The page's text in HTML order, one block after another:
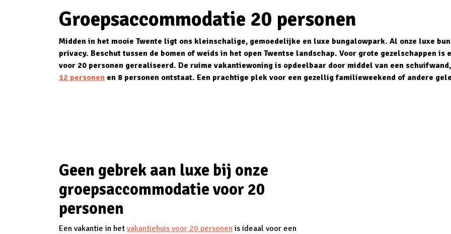
Groepsaccommodatie 20 personen
Midden in het mooie Twente ligt ons kleinschalige, gemoedelijke en luxe bungalowpark. Al onze luxe
privacy. Beschut tussen de bomen of weids in het open Twentse landschap. Voor grote gezelschappen
voor 20 personen gerealiseerd. De ruime vakantiewoning is opdeelbaar door middel van een
12 personen en 8 personen ontstaat. Een prachtige plek voor een gezellig familieweekend of andere
Geen gebrek aan luxe bij onze
groepsaccommodatie voor 20
personen
Een vakantie in het vakantiehuis voor 20 personen is ideaal voor een